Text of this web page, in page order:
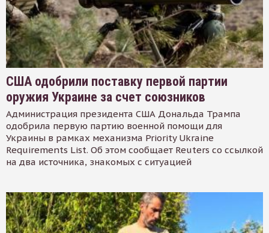
США одобрили поставку первой партии
оружия Украине за счет союзников
Администрация президента США Дональда Трампа
одобрила первую партию военной помощи для
Украины в рамках механизма Priority Ukraine
Requirements List. Об этом сообщает Reuters со ссылкой
на два источника, знакомых с ситуацией